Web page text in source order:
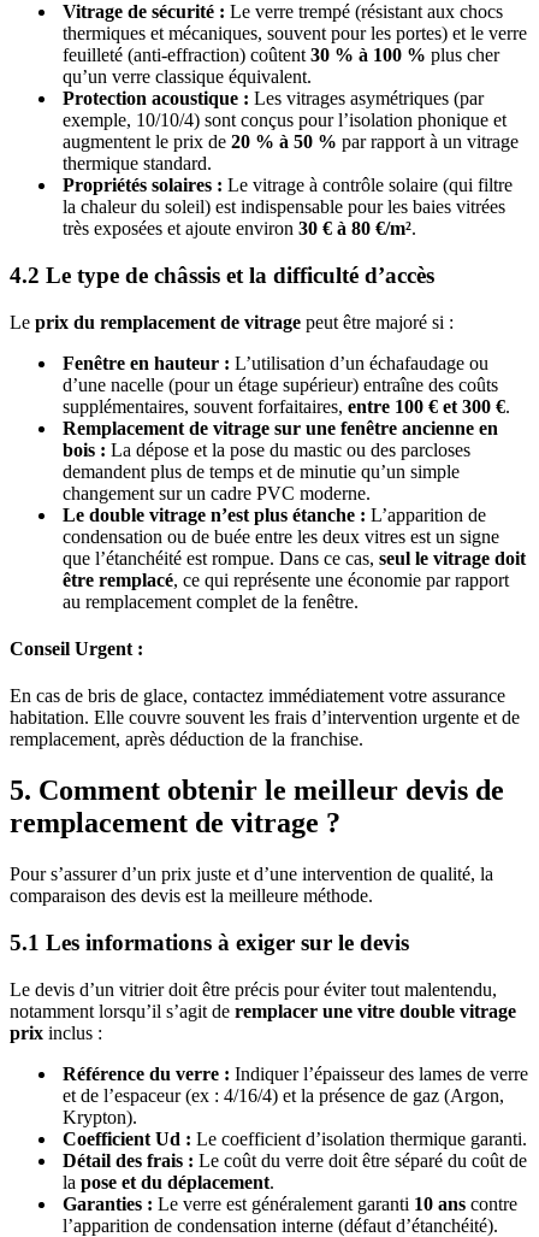
Vitrage de sécurité : Le verre trempé (résistant aux chocs
thermiques et mécaniques, souvent pour les portes) et le verre
feuilleté (anti-effraction) coûtent30 % à 100 % plus cher
qu’un verre classique équivalent.
Protection acoustique : Les vitrages asymétriques (par
exemple, 10/10/4) sont conçus pour l’isolation phonique et
augmentent le prix de 20 % à 50 % par rapport à un vitrage
thermique standard.
Propriétés solaires : Le vitrage à contrôle solaire (qui filtre
la chaleur du soleil) est indispensable pour les baies vitrées
très exposées et ajoute environ 30 € à 80 €/m².
4.2 Le type de châssis et la difficulté d’accès
Le prix du remplacement de vitrage peut être majoré si :
Fenêtre en hauteur : L’utilisation d’un échafaudage ou
d’une nacelle (pour un étage supérieur) entraîne des coûts
supplémentaires, souvent forfaitaires, entre 100 € et 300 €.
Remplacement de vitrage sur une fenêtre ancienne en
bois : La dépose et la pose du mastic ou des parcloses
demandent plus de temps et de minutie qu’un simple
changement sur un cadre PVC moderne.
Le double vitrage n’est plus étanche : L’apparition de
condensation ou de buée entre les deux vitres est un signe
que l’étanchéité est rompue. Dans ce cas, seul le vitrage doit
être remplacé, ce qui représente une économie par rapport
au remplacement complet de la fenêtre.
Conseil Urgent :
En cas de bris de glace, contactez immédiatement votre assurance
habitation. Elle couvre souvent les frais d’intervention urgente et de
remplacement, après déduction de la franchise.
5. Comment obtenir le meilleur devis de
remplacement de vitrage ?
Pour s’assurer d’un prix juste et d’une intervention de qualité, la
comparaison des devis est la meilleure méthode.
5.1 Les informations à exiger sur le devis
Le devis d’un vitrier doit être précis pour éviter tout malentendu,
notamment lorsqu’il s’agit de remplacer une vitre double vitrage
prix inclus :
Référence du verre : Indiquer l’épaisseur des lames de verre
et de l’espaceur (ex : 4/16/4) et la présence de gaz (Argon,
Krypton).
Coefficient Ud : Le coefficient d’isolation thermique garanti.
Détail des frais : Le coût du verre doit être séparé du coût de
la pose et du déplacement.
Garanties : Le verre est généralement garanti 10 ans contre
l’apparition de condensation interne (défaut d’étanchéité).